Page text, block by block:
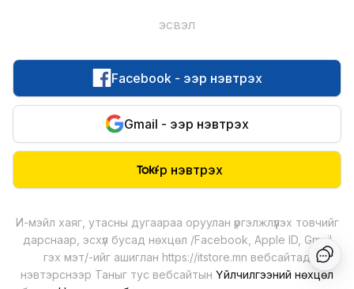
эсвэл
Facebook - ээр нэвтрэх
Gmail - ээр нэвтрэх
-р нэвтрэх
И-мэйл хаяг, утасны дугаараа оруулан үргэлжлүүлэх товчийг
дарснаар, эсхүл бусад нөхцөл /Facebook, Apple ID, Gmail
гэх мэт/-ийг ашиглан https://itstore.mn вебсайтад
нэвтэрснээр Таныг тус вебсайтын Үйлчилгээний нөхцөл